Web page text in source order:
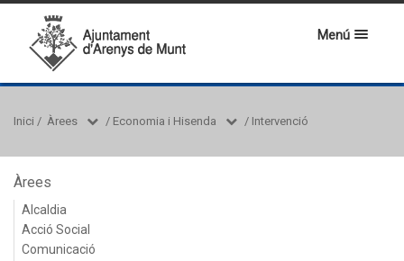
Menú
Inici / Àrees / Economia i Hisenda / Intervenció
Àrees
Alcaldia
Acció Social
Comunicació